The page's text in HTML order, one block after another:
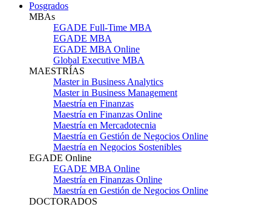
Posgrados
MBAs
EGADE Full-Time MBA
EGADE MBA
EGADE MBA Online
Global Executive MBA
MAESTRÍAS
Master in Business Analytics
Master in Business Management
Maestría en Finanzas
Maestría en Finanzas Online
Maestría en Mercadotecnia
Maestría en Gestión de Negocios Online
Maestría en Negocios Sostenibles
EGADE Online
EGADE MBA Online
Maestría en Finanzas Online
Maestría en Gestión de Negocios Online
DOCTORADOS